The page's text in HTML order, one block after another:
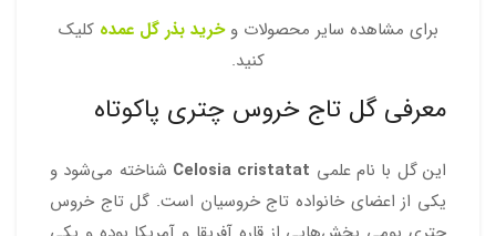
برای مشاهده سایر محصولات وخرید بذر گل عمده کلیک
کنید.
معرفی گل تاج خروس چتری پاکوتاه
این گل با نام علمی Celosia cristatat شناخته می‌شود و
یکی از اعضای خانواده تاج خروسیان است. گل تاج خروس